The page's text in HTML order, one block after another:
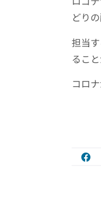
どり
担当
るこ
コロ